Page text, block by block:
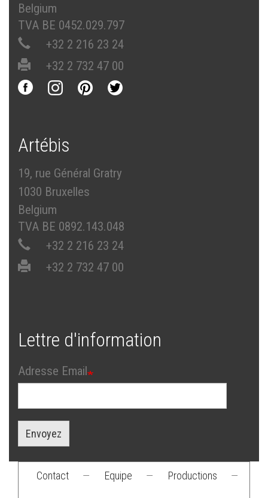
Belgium
TVA BE 0452.029.797
+32 2 216 23 24
+32 2 732 47 00
Artébis
19, rue Général Gratry
1030 Bruxelles
Belgium
TVA BE 0892.143.048
+32 2 216 23 24
+32 2 732 47 00
Lettre d'information
Adresse Email
Envoyez
Contact — Equipe — Productions —